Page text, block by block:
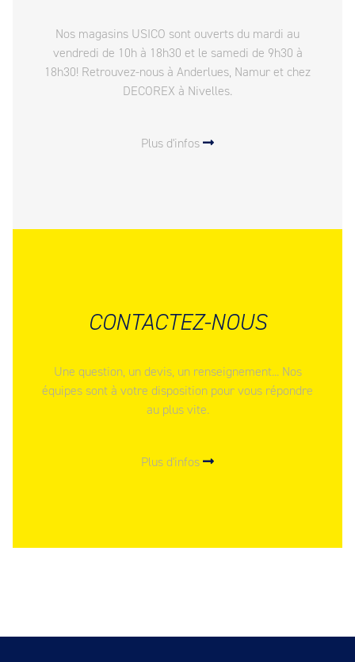
Nos magasins USICO sont ouverts du mardi au
vendredi de 10h à 18h30 et le samedi de 9h30 à
18h30! Retrouvez-nous à Anderlues, Namur et chez
DECOREX à Nivelles.
Plus d'infos
CONTACTEZ-NOUS
Une question, un devis, un renseignement... Nos
équipes sont à votre disposition pour vous répondre
au plus vite.
Plus d'infos